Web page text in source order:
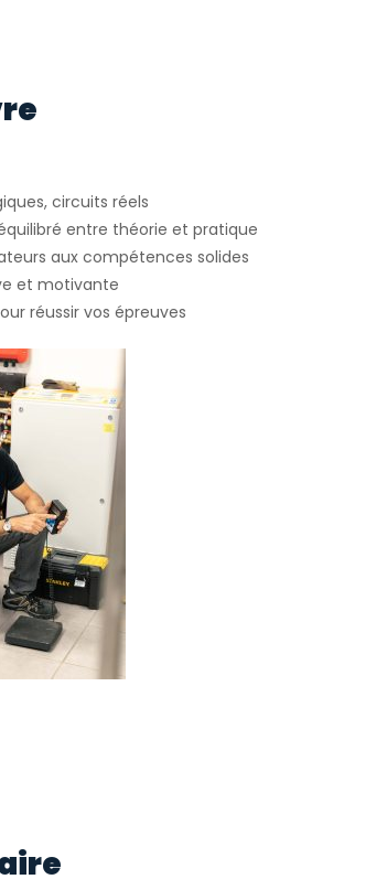
circuits réels
entre théorie et pratique
aux compétences solides
et motivante
réussir vos épreuves